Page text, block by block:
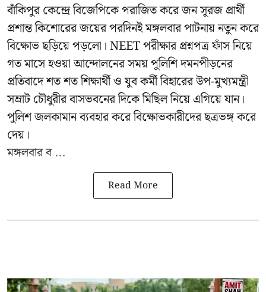
বাঁকিপুর কেন্দ্রে বিজেপিকে পরাজিত করে জন সূরজ প্রার্থী
প্রশান্ত কিশোরের জয়ের পরদিনই মঙ্গলবার পাটনায় নতুন করে
বিক্ষোভ ছড়িয়ে পড়লো। NEET পরীক্ষার প্রশ্নপত্র ফাঁস নিয়ে
গত মাসে হওয়া আন্দোলনের সময় পুলিশি দমনপীড়নের
প্রতিবাদে শত শত শিক্ষার্থী ও যুব কর্মী বিহারের উপ-মুখ্যমন্ত্রী
সম্রাট চৌধুরীর বাসভবনের দিকে মিছিল নিয়ে এগিয়ে যান।
পুলিশ জলকামান ব্যবহার করে বিক্ষোভকারীদের ছত্রভঙ্গ করে
দেয়।
মঙ্গলবার ব ...
Read More